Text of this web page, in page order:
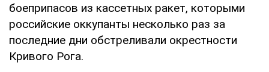
боеприпасов из кассетных ракет, которыми
российские оккупанты несколько раз за
последние дни обстреливали окрестности
Кривого Рога.